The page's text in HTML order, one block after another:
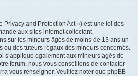
Privacy and Protection Act ») est une loi des
aux sites internet collectant
sur les mineurs âgés de moins de 13 ans un
ou des tuteurs légaux des mineurs concernés.
s’applique également aux mineurs âgés de
forum, nous vous conseillons de contacter
vous renseigner. Veuillez noter que phpBB